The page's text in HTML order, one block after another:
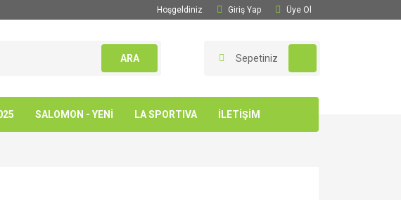
Hoşgeldiniz Giriş Yap Üye Ol
ARA Sepetiniz
SALOMON - YENİ LA SPORTIVA İLETİŞİM